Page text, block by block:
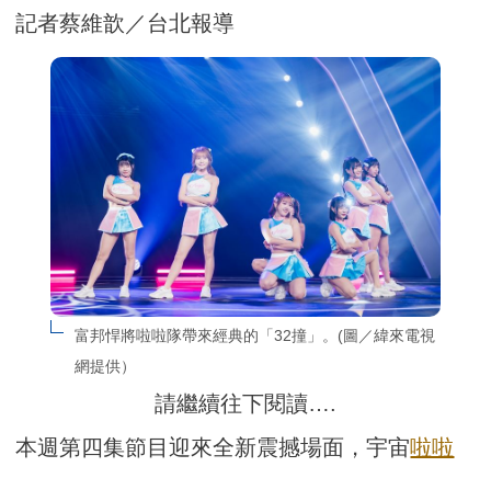
記者蔡維歆／台北報導
富邦悍將啦啦隊帶來經典的「32撞」。(圖／緯來電視
網提供）
請繼續往下閱讀….
本週第四集節目迎來全新震撼場面，宇宙啦啦